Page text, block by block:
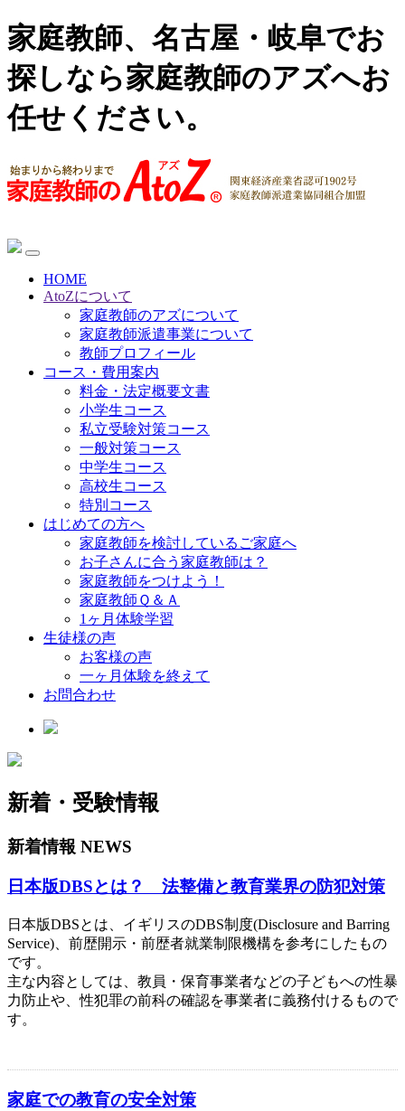
家庭教師、名古屋・岐阜でお
探しなら家庭教師のアズへお
任せください。
HOME
AtoZについて
家庭教師のアズについて
家庭教師派遣事業について
教師プロフィール
コース・費用案内
料金・法定概要文書
小学生コース
私立受験対策コース
一般対策コース
中学生コース
高校生コース
特別コース
はじめての方へ
家庭教師を検討しているご家庭へ
お子さんに合う家庭教師は？
家庭教師をつけよう！
家庭教師Ｑ＆Ａ
1ヶ月体験学習
生徒様の声
お客様の声
一ヶ月体験を終えて
お問合わせ
新着・受験情報
新着情報 NEWS
日本版DBSとは？ 法整備と教育業界の防犯対策
日本版DBSとは、イギリスのDBS制度(Disclosure and Barring
Service)、前歴開示・前歴者就業制限機構を参考にしたもの
です。
主な内容としては、教員・保育事業者などの子どもへの性暴
力防止や、性犯罪の前科の確認を事業者に義務付けるもので
す。
家庭での教育の安全対策